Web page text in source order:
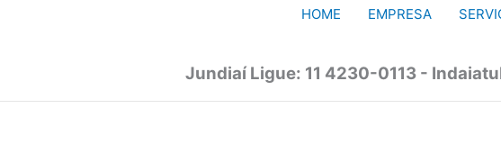
HOME EMPRESA
Jundiaí Ligue: 11 4230-0113 -